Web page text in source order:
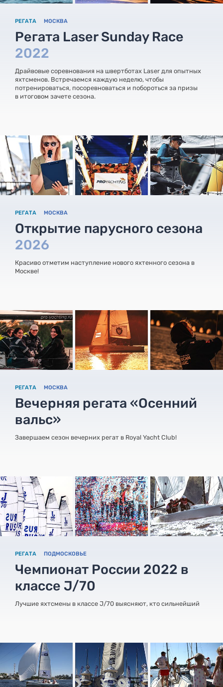
РЕГАТА МОСКВА
Регата Laser Sunday Race
2022
Драйвовые соревнования на швертботах Laser для опытных
яхтсменов. Встречаемся каждую неделю, чтобы
потренироваться, посоревноваться и побороться за призы
в итоговом зачете сезона.
РЕГАТА МОСКВА
Открытие парусного сезона
2026
Красиво отметим наступление нового яхтенного сезона в
Москве!
РЕГАТА МОСКВА
Вечерняя регата «Осенний
вальс»
Завершаем сезон вечерних регат в Royal Yacht Club!
РЕГАТА ПОДМОСКОВЬЕ
Чемпионат России 2022 в
классе J/70
Лучшие яхтсмены в классе J/70 выясняют, кто сильнейший